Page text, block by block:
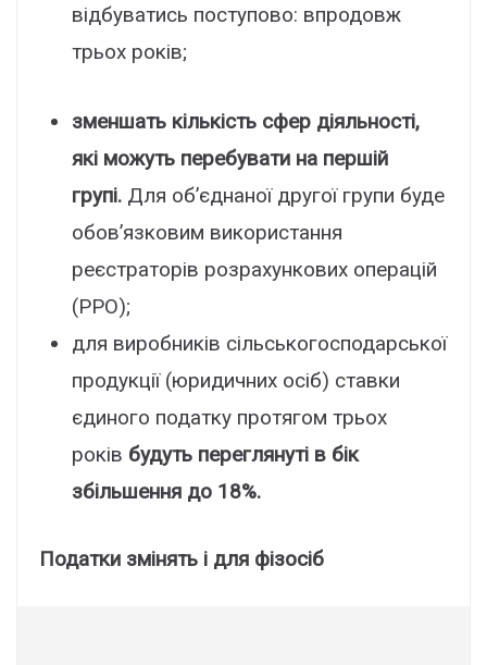
відбуватись поступово: впродовж
трьох років;
зменшать кількість сфер діяльності,
які можуть перебувати на першій
групі. Для об’єднаної другої групи буде
обов’язковим використання
реєстраторів розрахункових операцій
(РРО);
для виробників сільськогосподарської
продукції (юридичних осіб) ставки
єдиного податку протягом трьох
років будуть переглянуті в бік
збільшення до 18%.
Податки змінять і для фізосіб